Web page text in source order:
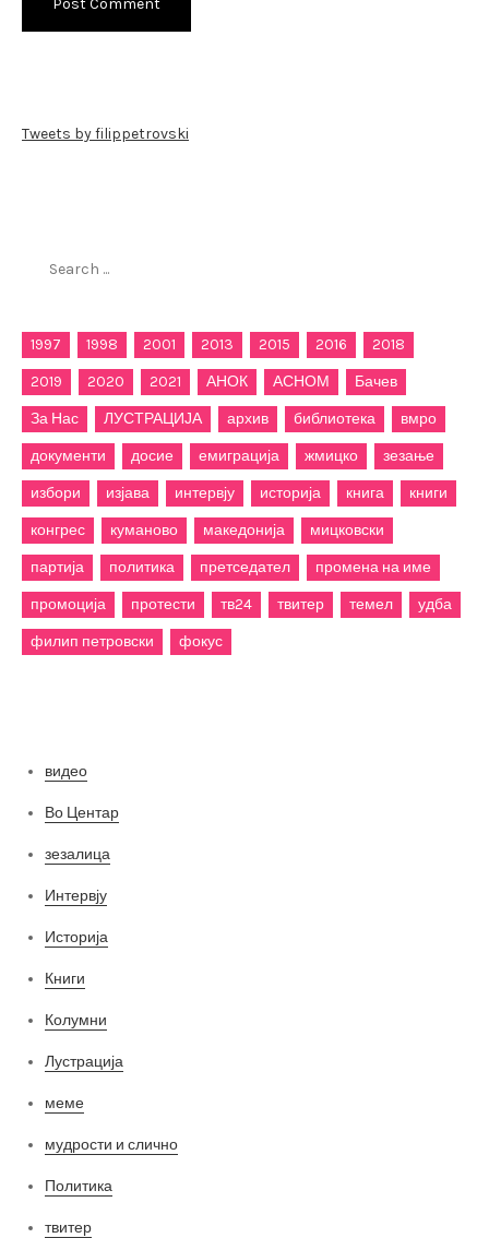
Tweets by filippetrovski
1997 1998 2001 2013 2015 2016
2018
2019
2020 2021 АНОК АСНОМ
Бачев
За Нас
ЛУСТРАЦИЈА архив библиотека
вмро
документи
досие емиграција жмицко
зезање
избори
изјава интервју историја книга
книги
конгрес
куманово македонија
мицковски
партија
политика претседател
промена на име
промоција
протести тв24 твитер темел
удба
филип петровски
фокус
видео
Во Центар
зезалица
Интервју
Историја
Книги
Колумни
Лустрација
меме
мудрости и слично
Политика
твитер